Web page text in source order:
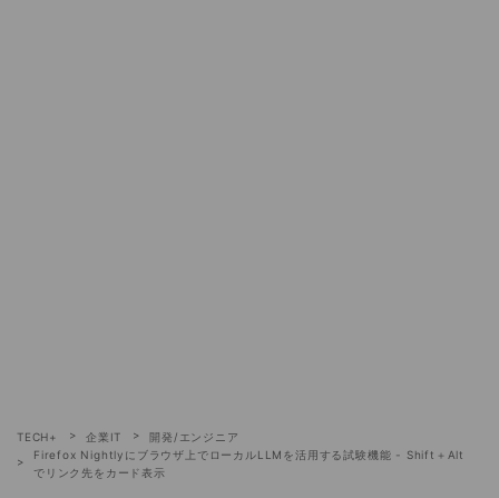
TECH+ 企業IT
開発/エンジニア
Firefox Nightlyにブラウザ上でローカルLLMを活用する試験機能 - Shift＋Alt
でリンク先をカード表示